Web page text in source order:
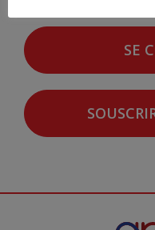
SE